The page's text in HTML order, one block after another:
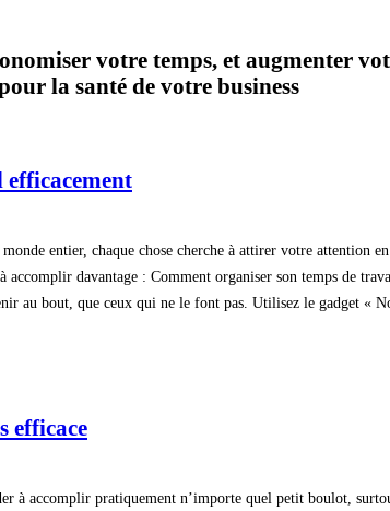
votre temps, et augmenter
la santé de votre business
efficacement
entier, chaque chose cherche à attirer votre attention
davantage : Comment organiser son temps de
au bout, que ceux qui ne le font pas. Utilisez le gadget «
efficace
accomplir pratiquement n’importe quel petit boulot,